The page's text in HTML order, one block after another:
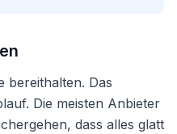
bereithalten. Das
Die meisten Anbieter
dass alles glatt